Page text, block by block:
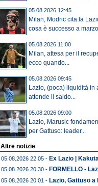
05.08.2026 12:45
Milan, Modric cita la
cosa è successo a marzo
05.08.2026 11:00
Milan, attesa per il
ecco quando...
05.08.2026 09:45
Lazio, (poca) liquidità in
attende il saldo...
05.08.2026 09:00
Lazio, Marusic
per Gattuso: leader...
Altre notizie
05.08.2026 22:05 - Ex Lazio |
05.08.2026 20:30 - FORMELLO -
05.08.2026 20:01 - Lazio, Gattuso a